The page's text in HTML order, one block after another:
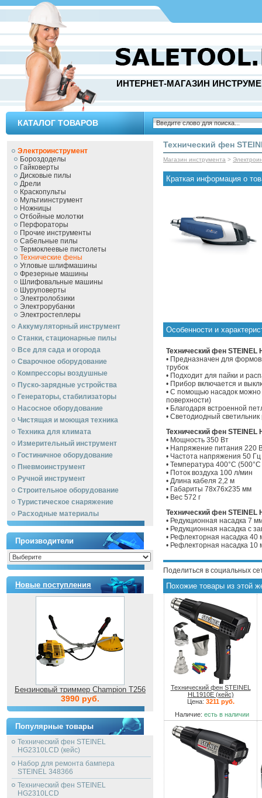
ИНТЕРНЕТ-МАГАЗИН
КАТАЛОГ ТОВАРОВ
Электроинструмент
Бороздоделы
Гайковерты
Дисковые пилы
Дрели
Краскопульты
Мультиинструмент
Ножницы
Отбойные молотки
Перфораторы
Прочие инструменты
Сабельные пилы
Термоклеевые пистолеты
Технические фены
Угловые шлифмашины
Фрезерные машины
Шлифовальные машины
Шуруповерты
Электролобзики
Электрорубанки
Электростеплеры
Аккумуляторный инструмент
Станки, стационарные пилы
Все для сада и огорода
Сварочное оборудование
Компрессоры воздушные
Пуско-зарядные устройства
Генераторы, стабилизаторы
Насосное оборудование
Чистящая и моющая техника
Техника для климата
Измерительный инструмент
Гостиничное оборудование
Пневмоинструмент
Ручной инcтрумент
Строительное оборудование
Туристическое снаряжение
Расходные материалы
Производители
Новые поступления
Бензиновый триммер Champion T256
3990 руб.
Популярные товары
Технический фен STEINEL
HG2310LCD (кейс)
Набор для ремонта бампера
STEINEL 348366
Технический фен STEINEL
HG2310LCD
Технический фен
Магазин инструмента >
Краткая информация о
Особенности и
Технический фен STEINEL
• Предназначен для
трубок
• Подходит для пайки и
• Прибор включается и
• С помощью насадок можно
поверхности)
• Благодаря встроенной
• Светодиодный
Технический фен STEINEL
• Мощность 350 Вт
• Напряжение питания 220
• Частота напряжения 50 Гц
• Температура 400°С
• Поток воздуха 100 л/мин
• Длина кабеля 2,2 м
• Габариты 78х76х235 мм
• Вес 572 г
Технический фен STEINEL
• Редукционная насадка 7
• Редукционная насадка с
• Рефлекторная насадка 40
• Рефлекторная насадка 10
Поделиться в социальных
Похожие товары из этой
Технический фен STEINEL
HL1910E (кейс)
Цена: 3211 руб.
Наличие: есть в наличии